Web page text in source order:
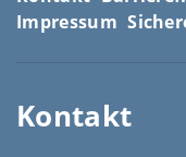
Impressum
Kontakt